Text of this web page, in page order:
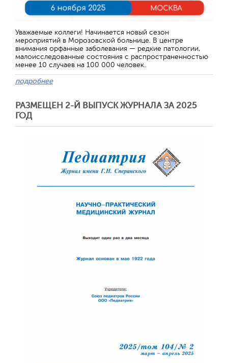
Уважаемые коллеги! Начинается новый сезон
мероприятий в Морозовской больнице. В центре
внимания орфанные заболевания — редкие патологии,
малоисследованные состояния с распространенностью
менее 10 случаев на 100 000 человек.
подробнее
РАЗМЕЩЕН 2-Й ВЫПУСК ЖУРНАЛА ЗА 2025
ГОД